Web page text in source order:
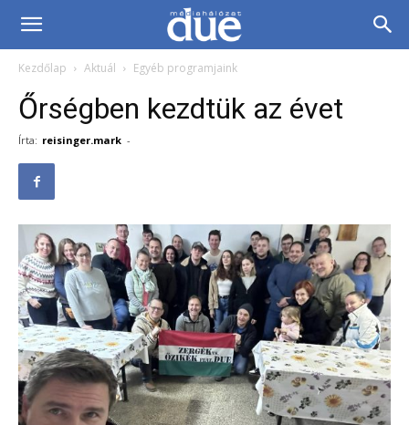
DUE
Médiahálózat…
Kezdőlap Aktuál Egyéb programjaink
Őrségben kezdtük az évet
Írta: reisinger.mark -